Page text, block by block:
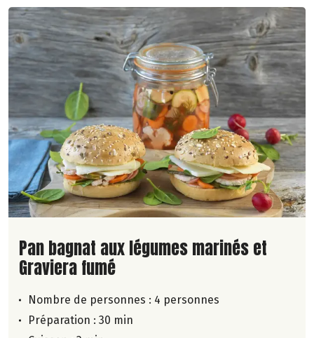
Lire la suite de la recette
Pan bagnat aux légumes marinés et
Graviera fumé
Nombre de personnes : 4 personnes
Préparation : 30 min